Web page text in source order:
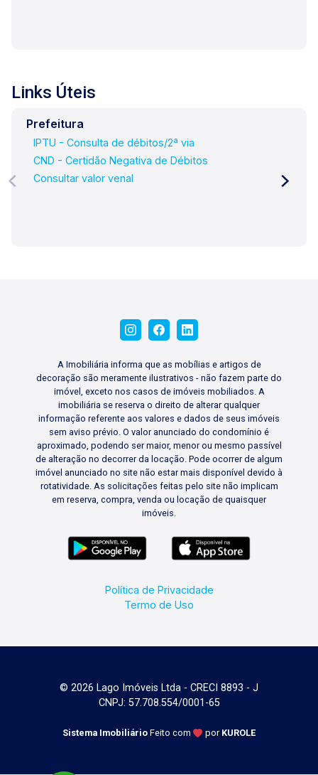
Links Úteis
Prefeitura
IPTU - Consulta de débitos/2ª via
CND - Certidão Negativa de Débitos
Consultar valor venal
A Imobiliária informa que as mobílias e artigos de
decoração são meramente ilustrativos - não fazem parte do
imóvel, exceto nos casos de imóveis mobiliados. A
imobiliária se reserva o direito de alterar qualquer
informação referente aos valores e dados de seus imóveis
sem aviso prévio. O valor anunciado do condomínio é
aproximado, podendo ser maior, menor ou mesmo passível
de alteração no decorrer da locação. Pode ocorrer de algum
imóvel anunciado no site não estar mais disponível devido à
rotatividade. As solicitações feitas pelo site não implicam
em reserva, compra, venda ou locação de quaisquer
imóveis.
Política de Privacidade
Termo de Uso
© 2026 Lago Imóveis Ltda - CRECI 8893 - J
CNPJ: 57.708.554/0001-65
Sistema Imobiliário Feito com por KUROLE